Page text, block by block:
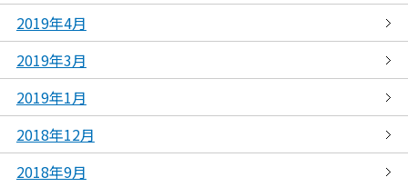
2019年4月
2019年3月
2019年1月
2018年12月
2018年9月